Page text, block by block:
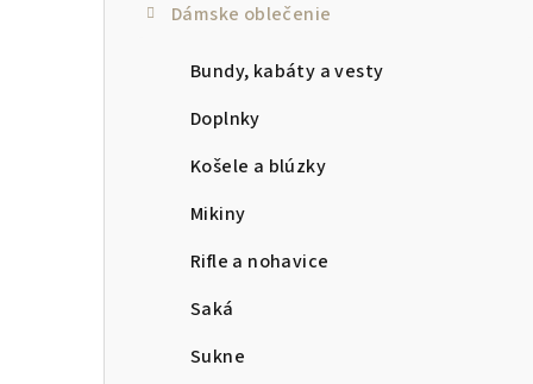
Dámske oblečenie
Bundy, kabáty a vesty
Doplnky
Košele a blúzky
Mikiny
Rifle a nohavice
Saká
Sukne